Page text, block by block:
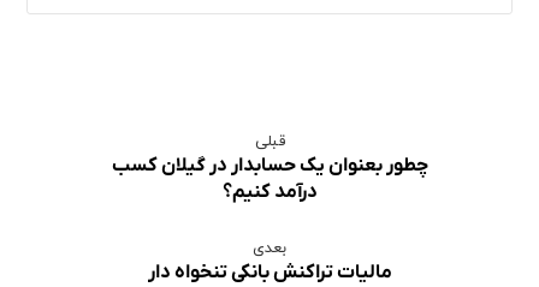
قبلی
چطور بعنوان یک حسابدار در گیلان کسب
درآمد کنیم؟
بعدی
مالیات تراکنش بانکی تنخواه دار